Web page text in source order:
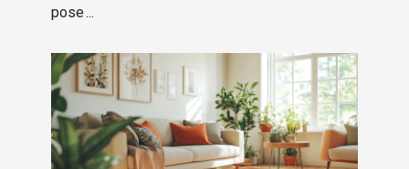
pose ...